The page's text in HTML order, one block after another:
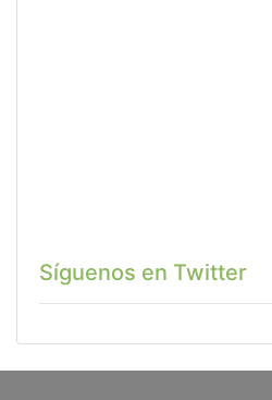
Síguenos en Twitter